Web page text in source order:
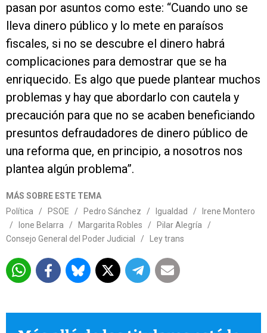
pasan por asuntos como este: “Cuando uno se
lleva dinero público y lo mete en paraísos
fiscales, si no se descubre el dinero habrá
complicaciones para demostrar que se ha
enriquecido. Es algo que puede plantear muchos
problemas y hay que abordarlo con cautela y
precaución para que no se acaben beneficiando
presuntos defraudadores de dinero público de
una reforma que, en principio, a nosotros nos
plantea algún problema”.
MÁS SOBRE ESTE TEMA
Política
/ PSOE / Pedro Sánchez / Igualdad /
Irene Montero
/
Ione Belarra / Margarita Robles / Pilar Alegría
/
Consejo General del Poder Judicial
/ Ley trans